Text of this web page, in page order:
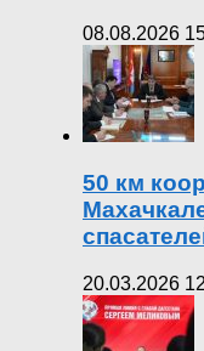
08.08.2026
50 км
20.03.2026